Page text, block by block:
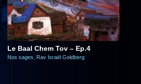
Le Baal Chem Tov – Ep.4
Nos sages Rav Israël Goldberg